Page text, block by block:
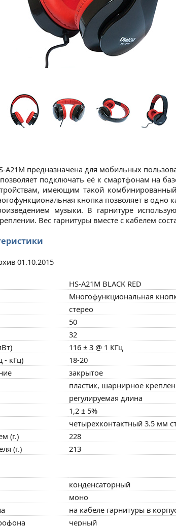
A21M предназначена для мобильных
подключать её к смартфонам на
имеющим такой
кнопка позволяет в одно
музыки. В гарнитуре
Вес гарнитуры вместе с кабелем
01.10.2015
HS-A21M BLACK RED
Многофункциональная
стерео
50
32
116 ± 3 @ 1 КГц
- кГц)
18-20
закрытое
пластик, шарнирное
регулируемая длина
1,2 ± 5%
четырехконтактный 3.5 мм
(г.)
228
(г.)
213
конденсаторный
моно
на кабеле гарнитуры в
черный